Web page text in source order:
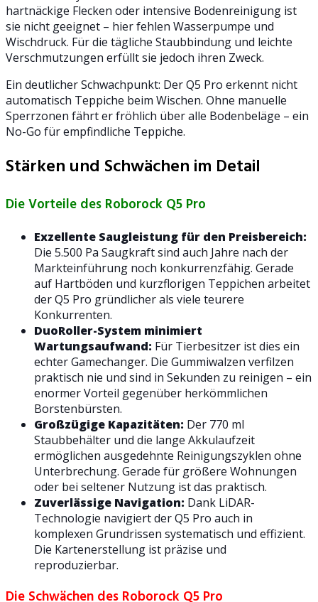
hartnäckige Flecken oder intensive Bodenreinigung ist
sie nicht geeignet – hier fehlen Wasserpumpe und
Wischdruck. Für die tägliche Staubbindung und leichte
Verschmutzungen erfüllt sie jedoch ihren Zweck.
Ein deutlicher Schwachpunkt: Der Q5 Pro erkennt nicht
automatisch Teppiche beim Wischen. Ohne manuelle
Sperrzonen fährt er fröhlich über alle Bodenbeläge – ein
No-Go für empfindliche Teppiche.
Stärken und Schwächen im Detail
Die Vorteile des Roborock Q5 Pro
Exzellente Saugleistung für den Preisbereich:
Die 5.500 Pa Saugkraft sind auch Jahre nach der
Markteinführung noch konkurrenzfähig. Gerade
auf Hartböden und kurzflorigen Teppichen arbeitet
der Q5 Pro gründlicher als viele teurere
Konkurrenten.
DuoRoller-System minimiert
Wartungsaufwand: Für Tierbesitzer ist dies ein
echter Gamechanger. Die Gummiwalzen verfilzen
praktisch nie und sind in Sekunden zu reinigen – ein
enormer Vorteil gegenüber herkömmlichen
Borstenbürsten.
Großzügige Kapazitäten: Der 770 ml
Staubbehälter und die lange Akkulaufzeit
ermöglichen ausgedehnte Reinigungszyklen ohne
Unterbrechung. Gerade für größere Wohnungen
oder bei seltener Nutzung ist das praktisch.
Zuverlässige Navigation: Dank LiDAR-
Technologie navigiert der Q5 Pro auch in
komplexen Grundrissen systematisch und effizient.
Die Kartenerstellung ist präzise und
reproduzierbar.
Die Schwächen des Roborock Q5 Pro